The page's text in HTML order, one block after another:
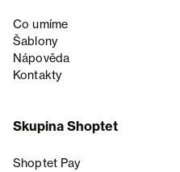
Co umíme
Šablony
Nápověda
Kontakty
Skupina Shoptet
Shoptet Pay